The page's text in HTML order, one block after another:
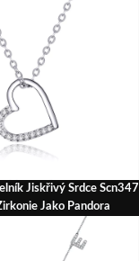
Jiskřivý Srdce Scn347
Jako Pandora